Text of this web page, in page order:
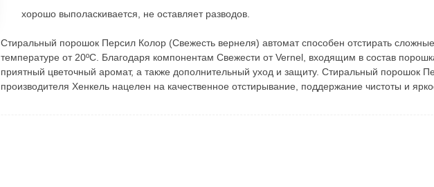
хорошо выполаскивается, не оставляет разводов.
Стиральный порошок Персил Колор (Свежесть вернеля) автомат способен отстирать
температуре от 20ºС. Благодаря компонентам Свежести от Vernel, входящим в состав
приятный цветочный аромат, а также дополнительный уход и защиту. Стиральный порошок
производителя Хенкель нацелен на качественное отстирывание, поддержание чистоты и